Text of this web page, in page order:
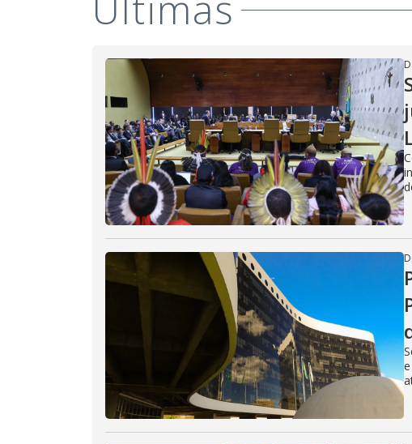
i
e